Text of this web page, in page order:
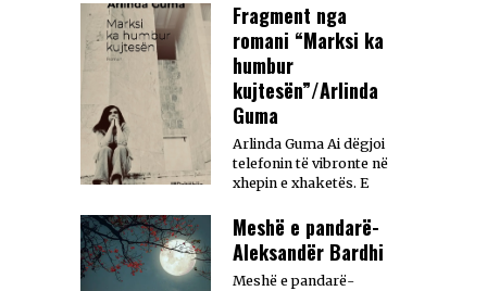
Fragment nga
romani “Marksi ka
humbur
kujtesën”/Arlinda
Guma
Arlinda Guma Ai dëgjoi
telefonin të vibronte në
xhepin e xhaketës. E
Meshë e pandarë-
Aleksandër Bardhi
Meshë e pandarë-